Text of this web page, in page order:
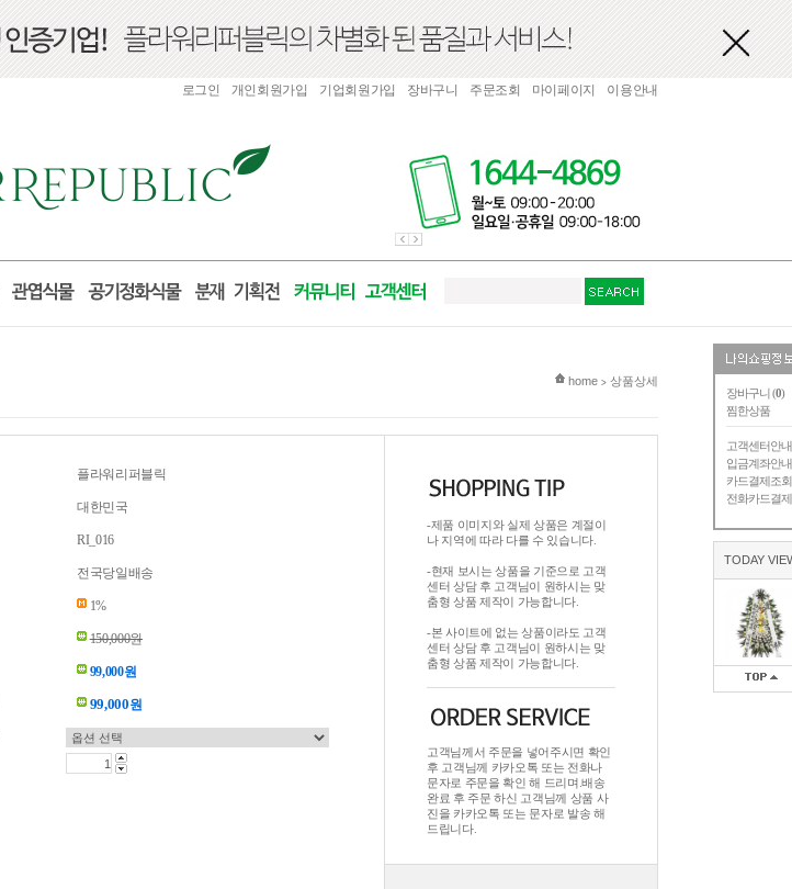
장바구니 (0)
찜한상품
고객센터안내
입금계좌안내
카드결제조회
전화카드결제
TODAY
로그인 개인회원가입 기업회원가입 장바구니 주문조회 마이페이지 이용안내
현재 위치
home > 상품상세
플라워리퍼블릭
대한민국
RI_016
전국당일배송
1%
150,000원
99,000원
99,000원
-제품 이미지와 실제 상품은 계절이
나 지역에 따라 다를 수 있습니다.
-현재 보시는 상품을 기준으로 고객
센터 상담 후 고객님이 원하시는 맞
춤형 상품 제작이 가능합니다.
-본 사이트에 없는 상품이라도 고객
센터 상담 후 고객님이 원하시는 맞
춤형 상품 제작이 가능합니다.
고객님께서 주문을 넣어주시면 확인
후 고객님께 카카오톡 또는 전화나
문자로 주문을 확인 해 드리며.배송
완료 후 주문 하신 고객님께 상품 사
진을 카카오톡 또는 문자로 발송 해
드립니다.